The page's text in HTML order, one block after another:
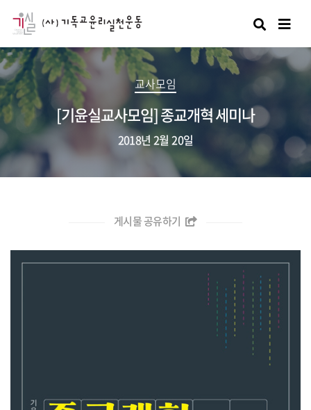
검색
교사모임
[기윤실교사모임] 종교개혁 세미나
2018년 2월 20일
게시물 공유하기